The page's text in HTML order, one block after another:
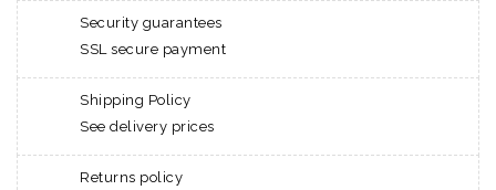
Security guarantees
SSL secure payment
Shipping Policy
See delivery prices
Returns policy